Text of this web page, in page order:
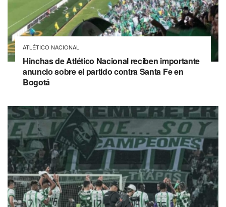
ATLÉTICO NACIONAL
Hinchas de Atlético Nacional reciben importante
anuncio sobre el partido contra Santa Fe en
Bogotá